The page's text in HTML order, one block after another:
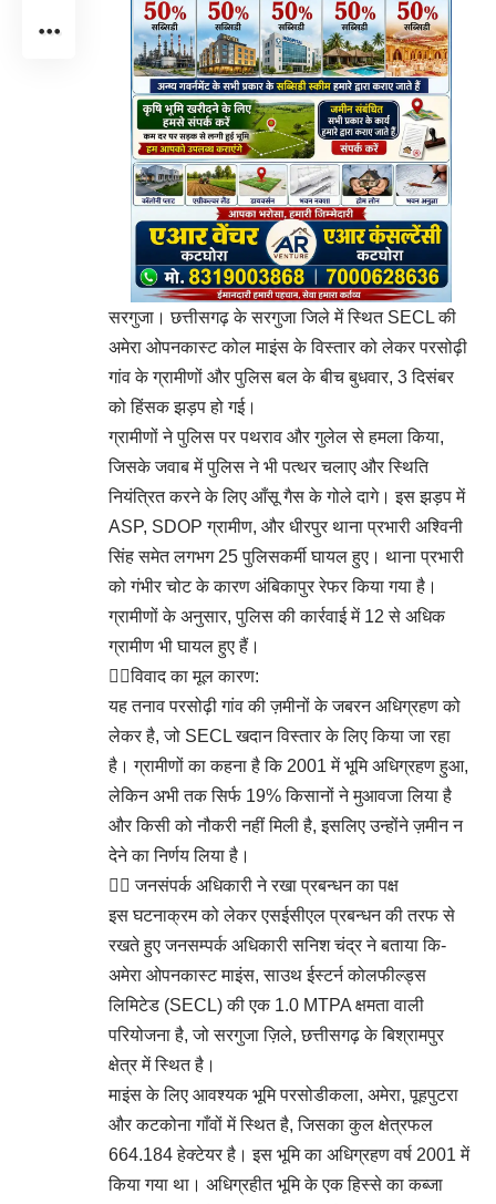
सरगुजा। छत्तीसगढ़ के सरगुजा जिले में स्थित SECL की
अमेरा ओपनकास्ट कोल माइंस के विस्तार को लेकर परसोढ़ी
गांव के ग्रामीणों और पुलिस बल के बीच बुधवार, 3 दिसंबर
को हिंसक झड़प हो गई।
ग्रामीणों ने पुलिस पर पथराव और गुलेल से हमला किया,
जिसके जवाब में पुलिस ने भी पत्थर चलाए और स्थिति
नियंत्रित करने के लिए आँसू गैस के गोले दागे। इस झड़प में
ASP, SDOP ग्रामीण, और धीरपुर थाना प्रभारी अश्विनी
सिंह समेत लगभग 25 पुलिसकर्मी घायल हुए। थाना प्रभारी
को गंभीर चोट के कारण अंबिकापुर रेफर किया गया है।
ग्रामीणों के अनुसार, पुलिस की कार्रवाई में 12 से अधिक
ग्रामीण भी घायल हुए हैं।
👉🏻विवाद का मूल कारण:
यह तनाव परसोढ़ी गांव की ज़मीनों के जबरन अधिग्रहण को
लेकर है, जो SECL खदान विस्तार के लिए किया जा रहा
है। ग्रामीणों का कहना है कि 2001 में भूमि अधिग्रहण हुआ,
लेकिन अभी तक सिर्फ 19% किसानों ने मुआवजा लिया है
और किसी को नौकरी नहीं मिली है, इसलिए उन्होंने ज़मीन न
देने का निर्णय लिया है।
👉🏻 जनसंपर्क अधिकारी ने रखा प्रबन्धन का पक्ष
इस घटनाक्रम को लेकर एसईसीएल प्रबन्धन की तरफ से
रखते हुए जनसम्पर्क अधिकारी सनिश चंद्र ने बताया कि-
अमेरा ओपनकास्ट माइंस, साउथ ईस्टर्न कोलफील्ड्स
लिमिटेड (SECL) की एक 1.0 MTPA क्षमता वाली
परियोजना है, जो सरगुजा ज़िले, छत्तीसगढ़ के बिश्रामपुर
क्षेत्र में स्थित है।
माइंस के लिए आवश्यक भूमि परसोडीकला, अमेरा, पूहपुटरा
और कटकोना गाँवों में स्थित है, जिसका कुल क्षेत्रफल
664.184 हेक्टेयर है। इस भूमि का अधिग्रहण वर्ष 2001 में
किया गया था। अधिग्रहीत भूमि के एक हिस्से का कब्जा